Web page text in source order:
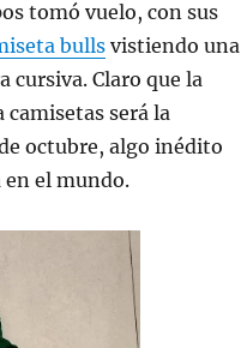
tomó vuelo, con sus
bulls vistiendo una
cursiva. Claro que la
será la
octubre, algo inédito
en el mundo.